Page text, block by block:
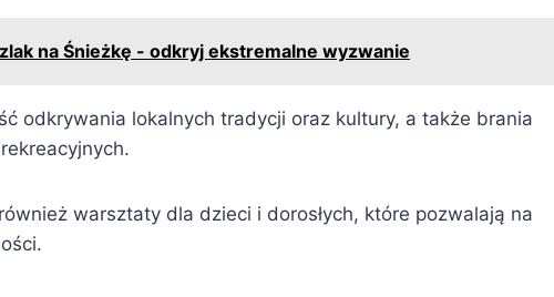
na Śnieżkę - odkryj ekstremalne wyzwanie
odkrywania lokalnych tradycji oraz kultury, a także brania
warsztaty dla dzieci i dorosłych, które pozwalają na